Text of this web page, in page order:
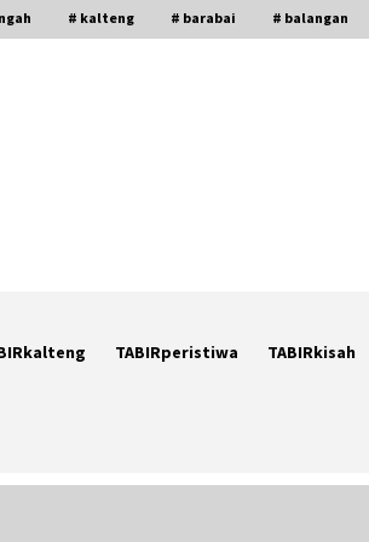
# kalteng # barabai # balangan
TABIRperistiwa TABIRkisah